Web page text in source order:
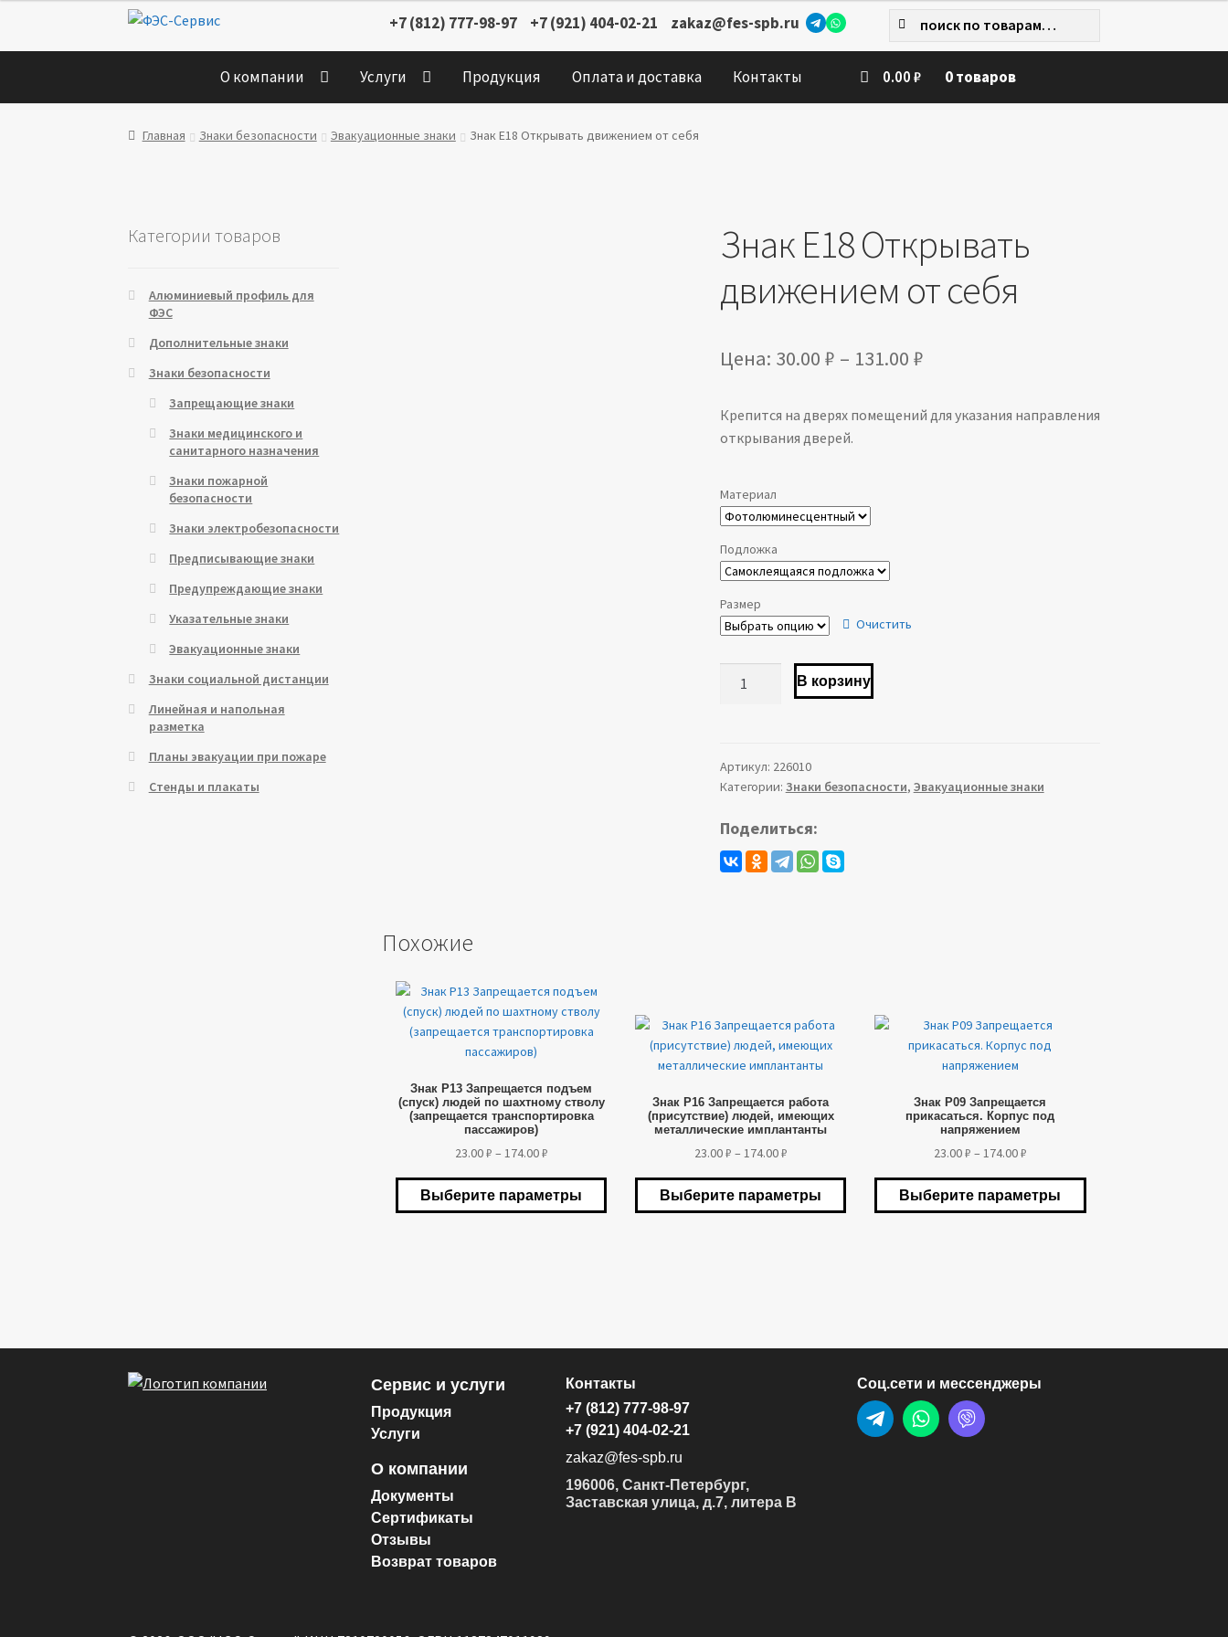
Перейти
Перейти
+7 (812) 777-98-97 +7 (921) 404-02-21 zakaz@fes-spb.ru Искать:
Поиск
О компании Услуги Продукция Оплата и доставка Контакты 0.00₽ 0 товаров
Главная Знаки безопасности Эвакуационные знаки Знак E18 Открывать движением от себя
Знак E18 Открывать
движением от себя
Цена: 30.00 ₽ – 131.00 ₽Диапазон
30.00 ₽
Крепится на дверях помещений для указания направления
открывания дверей.
Материал
Подложка
Размер
Очистить
Открывать
движением
себя
В корзину
Артикул: 226010
Категории: Знаки безопасности, Эвакуационные знаки
Поделиться:
Похожие
Знак P13 Запрещается подъем
(спуск) людей по шахтному стволу
(запрещается транспортировка
пассажиров)
23.00₽ – 174.00₽Диапазон
23.00 ₽
–
Выберите параметры
Этот
товар
имеет
Опции
можно
товара.
Знак P16 Запрещается работа
(присутствие) людей, имеющих
металлические имплантанты
23.00₽ – 174.00₽Диапазон
23.00 ₽
–
Выберите параметры
Этот
товар
имеет
вариаций.
Опции
на
странице
Знак P09 Запрещается
прикасаться. Корпус под
напряжением
23.00₽ – 174.00₽Диапазон
23.00 ₽
–
Выберите параметры
Этот
вариаций.
Опции
на
странице
Категории товаров
Алюминиевый профиль для
ФЭС
Дополнительные знаки
Знаки безопасности
Запрещающие знаки
Знаки медицинского и
санитарного назначения
Знаки пожарной
безопасности
Знаки электробезопасности
Предписывающие знаки
Предупреждающие знаки
Указательные знаки
Эвакуационные знаки
Знаки социальной дистанции
Линейная и напольная
разметка
Планы эвакуации при пожаре
Стенды и плакаты
Сервис и услуги
Продукция
Услуги
О компании
Документы
Сертификаты
Отзывы
Возврат товаров
Контакты
+7 (812) 777-98-97
+7 (921) 404-02-21
zakaz@fes-spb.ru
196006, Санкт-Петербург,
Заставская улица, д.7, литера В
Соц.сети и мессенджеры